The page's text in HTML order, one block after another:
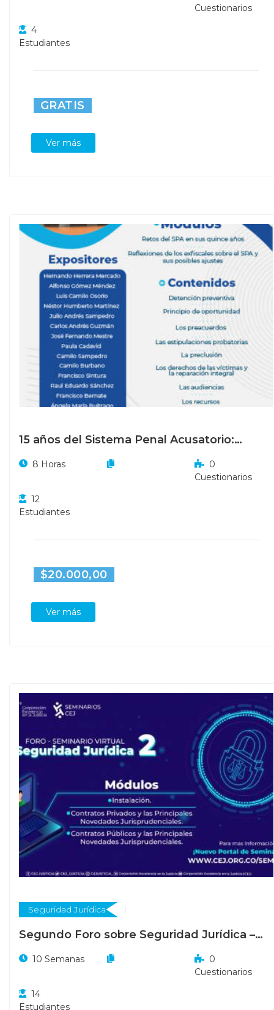
Cuestionarios
4
Estudiantes
GRATIS
Ver más
15 años del Sistema Penal Acusatorio:
jurisprudencial
8 Horas
0
Cuestionarios
12
Estudiantes
$20.000,00
Ver más
Seguridad Jurídica
Segundo Foro sobre Seguridad Jurídica –
de los Contratos
10 Semanas
0
Cuestionarios
14
Estudiantes